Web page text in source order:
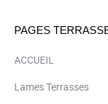
PAGES
ACCUEIL
Lames Terrasses